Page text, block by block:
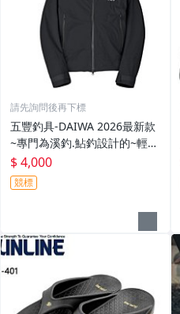
請先詢問後再下標
五豐釣具-DAIWA 2026最新款
~專門為溪釣.鮎釣設計的~輕
便.薄的短版防水雨衣DR-3926J
外套特價4000元
$ 4,000
競標